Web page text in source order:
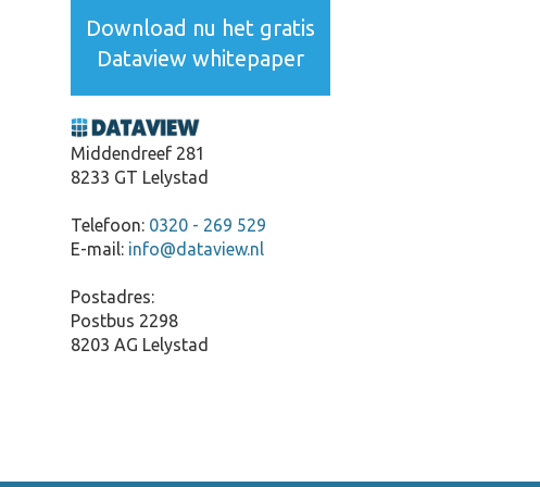
Download nu het gratis
Dataview whitepaper
Middendreef 281
8233 GT Lelystad
Telefoon: 0320 - 269 529
E-mail: info@dataview.nl
Postadres:
Postbus 2298
8203 AG Lelystad